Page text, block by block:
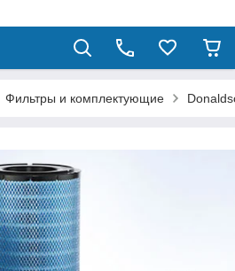
Фильтры и комплектующие